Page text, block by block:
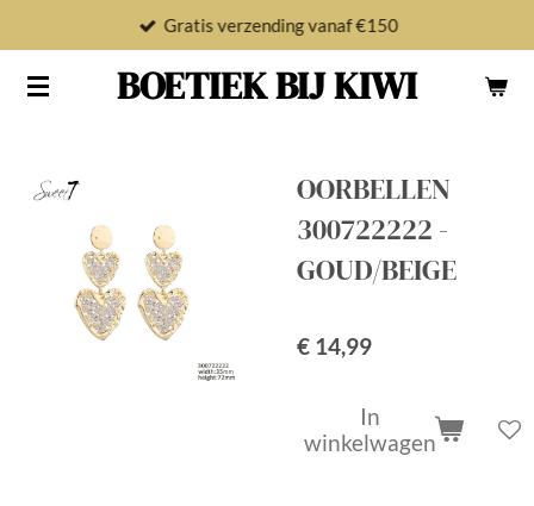
naar
BOETIEK BIJ KIWI
Gratis verzending vanaf €150
OORBELLEN
300722222 -
GOUD/BEIGE
€ 14,99
In
winkelwagen